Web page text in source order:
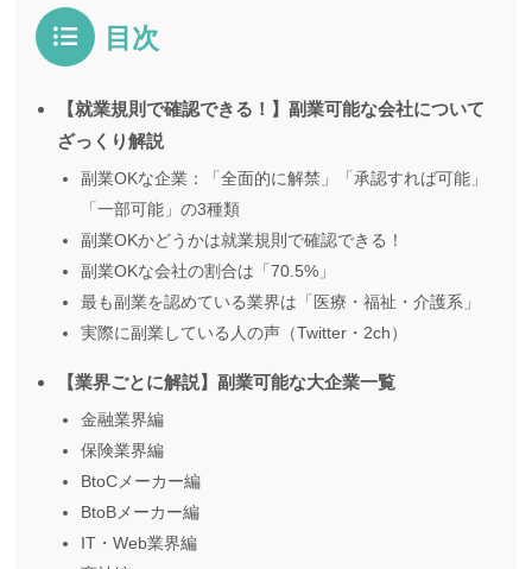
目次
【就業規則で確認できる！】副業可能な会社について
ざっくり解説
副業OKな企業：「全面的に解禁」「承認すれば可能」
「一部可能」の3種類
副業OKかどうかは就業規則で確認できる！
副業OKな会社の割合は「70.5%」
最も副業を認めている業界は「医療・福祉・介護系」
実際に副業している人の声（Twitter・2ch）
【業界ごとに解説】副業可能な大企業一覧
金融業界編
保険業界編
BtoCメーカー編
BtoBメーカー編
IT・Web業界編